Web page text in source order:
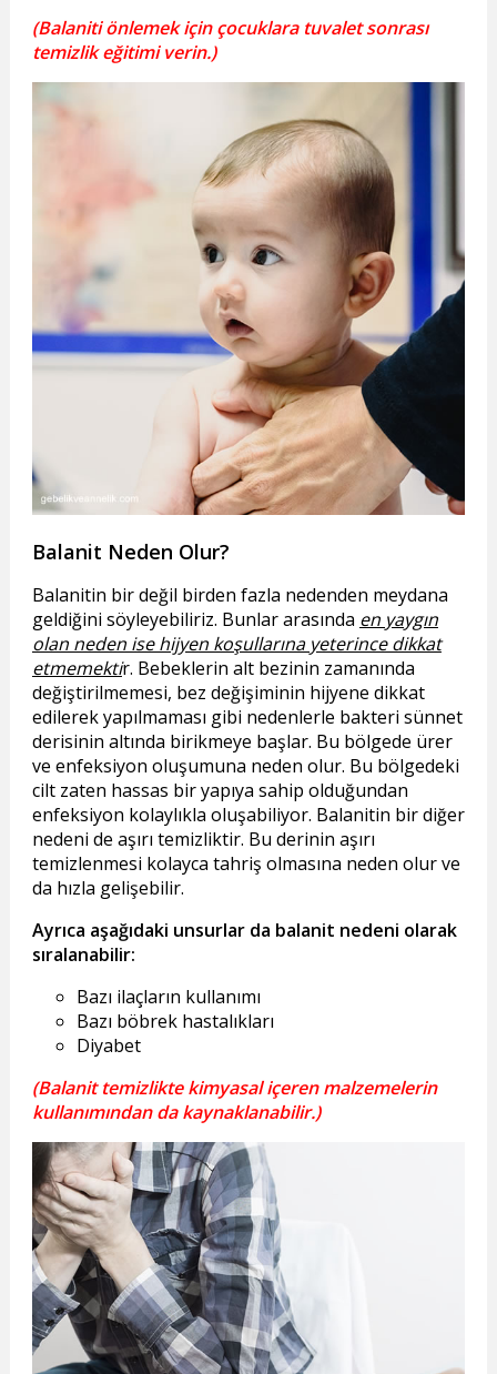
(Balaniti önlemek için çocuklara tuvalet sonrası
temizlik eğitimi verin.)
Balanit Neden Olur?
Balanitin bir değil birden fazla nedenden meydana
geldiğini söyleyebiliriz. Bunlar arasında en yaygın
olan neden ise hijyen koşullarına yeterince dikkat
etmemektir. Bebeklerin alt bezinin zamanında
değiştirilmemesi, bez değişiminin hijyene dikkat
edilerek yapılmaması gibi nedenlerle bakteri sünnet
derisinin altında birikmeye başlar. Bu bölgede ürer
ve enfeksiyon oluşumuna neden olur. Bu bölgedeki
cilt zaten hassas bir yapıya sahip olduğundan
enfeksiyon kolaylıkla oluşabiliyor. Balanitin bir diğer
nedeni de aşırı temizliktir. Bu derinin aşırı
temizlenmesi kolayca tahriş olmasına neden olur ve
da hızla gelişebilir.
Ayrıca aşağıdaki unsurlar da balanit nedeni olarak
sıralanabilir:
Bazı ilaçların kullanımı
Bazı böbrek hastalıkları
Diyabet
(Balanit temizlikte kimyasal içeren malzemelerin
kullanımından da kaynaklanabilir.)